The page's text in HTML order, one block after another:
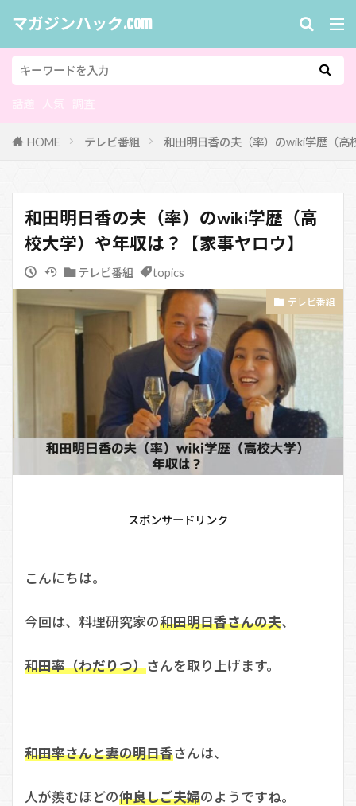
マガジンハック.com
HOME テレビ番組 和田明日香の夫（率）のwiki学歴（
和田明日香の夫（率）のwiki学歴（高
校大学）や年収は？【家事ヤロウ】
テレビ番組 topics
テレビ番組
スポンサードリンク
こんにちは。
今回は、料理研究家の和田明日香さんの夫、
和田率（わだりつ）さんを取り上げます。
和田率さんと妻の明日香さんは、
人が羨むほどの仲良しご夫婦のようですね。